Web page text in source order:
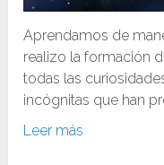
Aprendamos de
realizo la formación
todas las
incógnitas que han
Leer más